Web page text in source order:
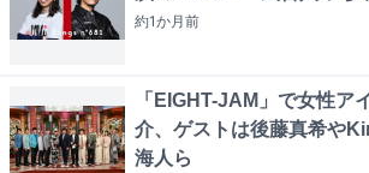
約1か月前
「EIGHT-JAM」で女性ア
介、ゲストは後藤真希や
海人ら